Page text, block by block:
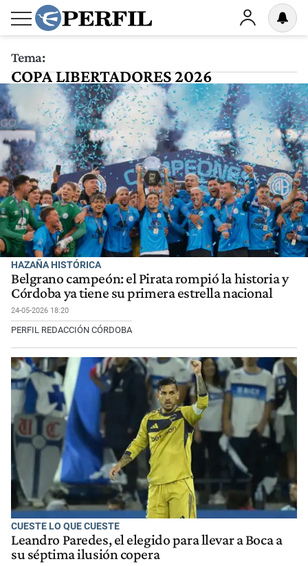
Tema:
COPA LIBERTADORES 2026
HAZAÑA HISTÓRICA
Belgrano campeón: el Pirata rompió la historia y
Córdoba ya tiene su primera estrella nacional
24-05-2026 18:20
PERFIL REDACCIÓN CÓRDOBA
CUESTE LO QUE CUESTE
Leandro Paredes, el elegido para llevar a Boca a
su séptima ilusión copera